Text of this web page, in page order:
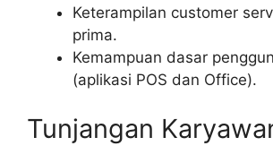
Keterampilan customer
prima.
Kemampuan dasar
(aplikasi POS dan Office).
Tunjangan